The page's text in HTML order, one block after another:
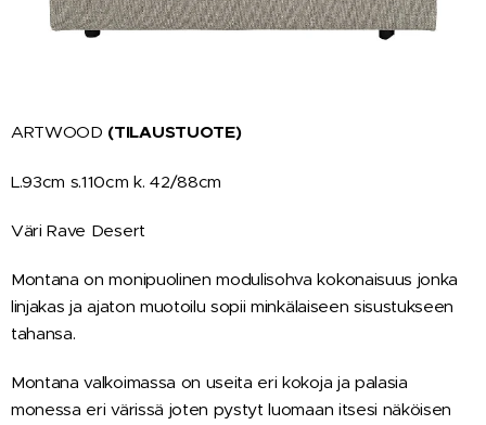
ARTWOOD (TILAUSTUOTE)
L.93cm s.110cm k. 42/88cm
Väri Rave Desert
Montana on monipuolinen modulisohva kokonaisuus jonka
linjakas ja ajaton muotoilu sopii minkälaiseen sisustukseen
tahansa.
Montana valkoimassa on useita eri kokoja ja palasia
monessa eri värissä joten pystyt luomaan itsesi näköisen